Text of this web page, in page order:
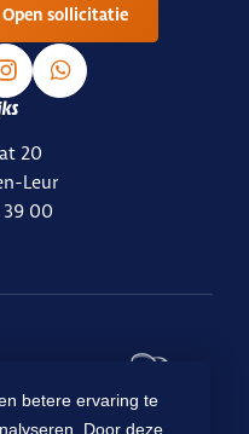
betere ervaring te
Door deze
Open sollicitatie
20
Leur
39 00